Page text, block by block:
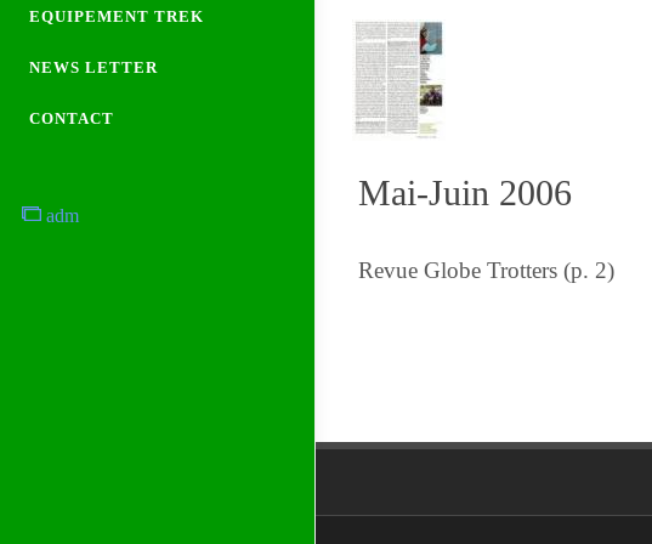
EQUIPEMENT TREK
NEWS LETTER
CONTACT
adm
Mai-Juin 2006
Revue Globe Trotters (p. 2)